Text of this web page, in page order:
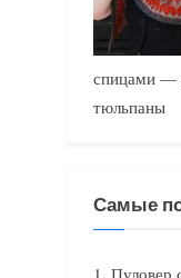
спицами —
тюльпаны
Самые
Пуловер